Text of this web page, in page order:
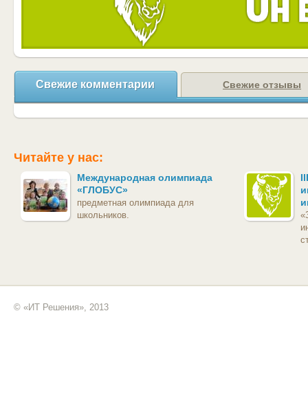
Свежие комментарии Свежие отзывы
Читайте у нас:
Международная олимпиада
«ГЛОБУС»
предметная олимпиада для
школьников.
© «ИТ Решения», 2013